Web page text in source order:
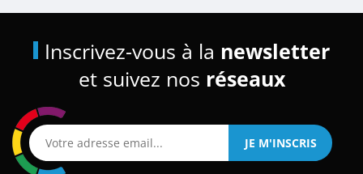
Inscrivez-vous à la newsletter
et suivez nos réseaux